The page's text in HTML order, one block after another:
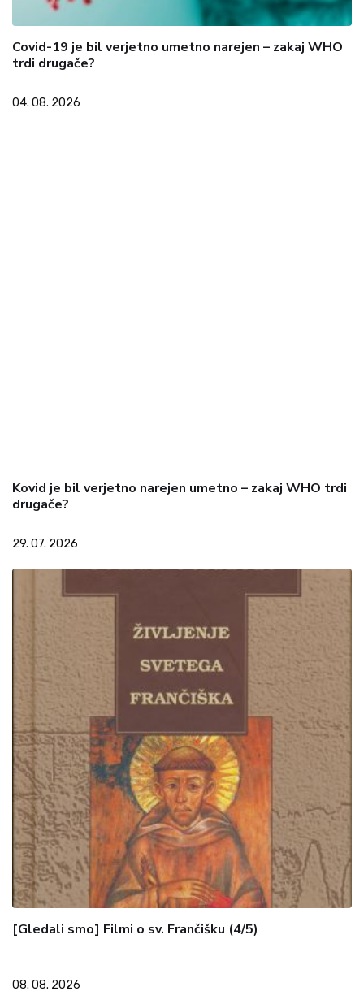
Covid-19 je bil verjetno umetno narejen – zakaj WHO
trdi drugače?
04. 08. 2026
Kovid je bil verjetno narejen umetno – zakaj WHO trdi
drugače?
29. 07. 2026
[Gledali smo] Filmi o sv. Frančišku (4/5)
08. 08. 2026